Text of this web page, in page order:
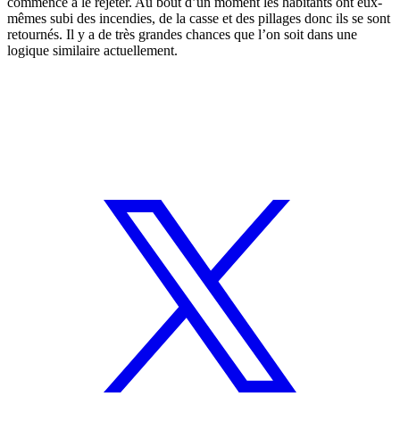
mêmes subi des incendies, de la casse et des pillages donc ils se sont
retournés. Il y a de très grandes chances que l’on soit dans une
logique similaire actuellement.